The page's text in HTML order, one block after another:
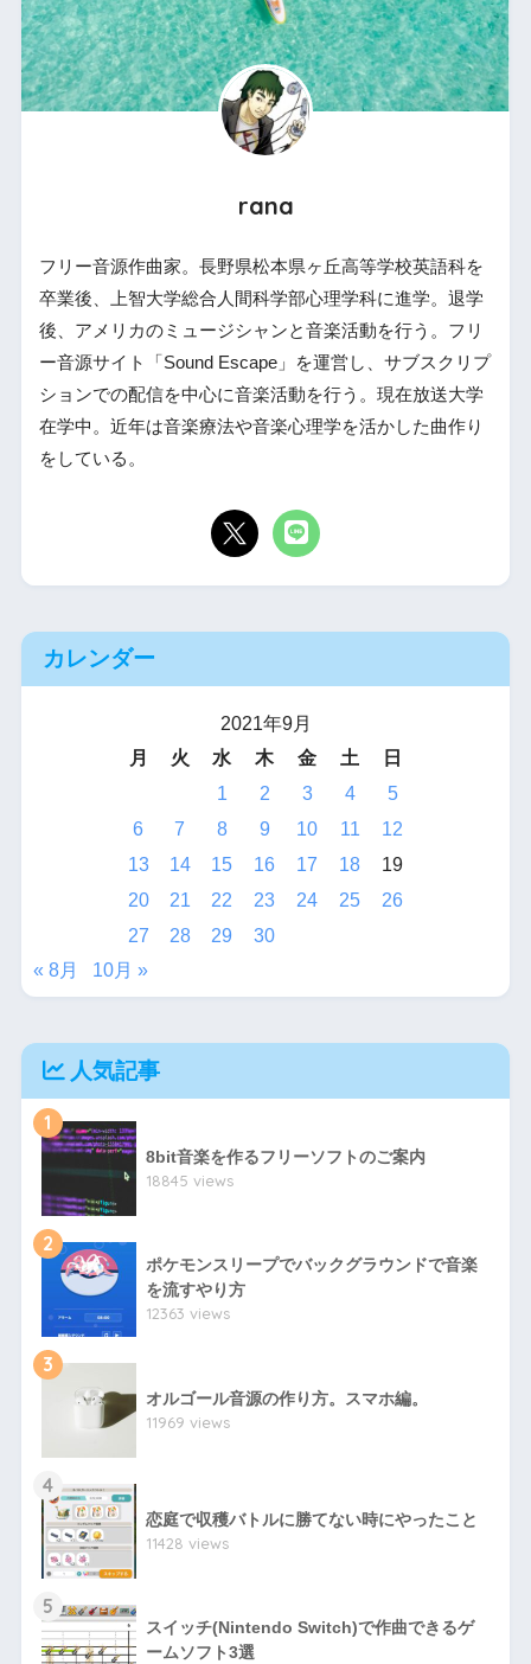
rana
フリー音源作曲家。長野県松本県ヶ丘高等学校英語科を
卒業後、上智大学総合人間科学部心理学科に進学。退学
後、アメリカのミュージシャンと音楽活動を行う。フリ
ー音源サイト「Sound Escape」を運営し、サブスクリプ
ションでの配信を中心に音楽活動を行う。現在放送大学
在学中。近年は音楽療法や音楽心理学を活かした曲作り
をしている。
カレンダー
2021年9月
月
火 水 木 金 土
日
1
2 3 4
5
6
7 8 9 10 11
12
13
14 15 16 17 18
19
20
21 22 23 24 25
26
27
28 29
30
« 8月
10月 »
人気記事
1
8bit音楽を作るフリーソフトのご案内
18845 views
2
ポケモンスリープでバックグラウンドで音楽
を流すやり方
12363 views
3
オルゴール音源の作り方。スマホ編。
11969 views
4
恋庭で収穫バトルに勝てない時にやったこと
11428 views
5
スイッチ(Nintendo Switch)で作曲できるゲ
ームソフト3選